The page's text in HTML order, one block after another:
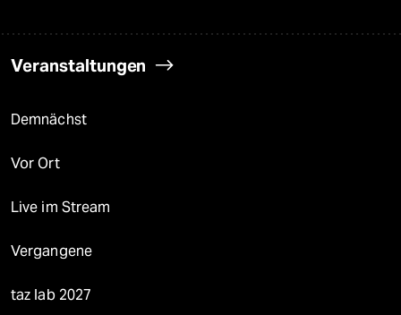
Veranstaltungen
Demnächst
Vor Ort
Live im Stream
Vergangene
taz lab 2027